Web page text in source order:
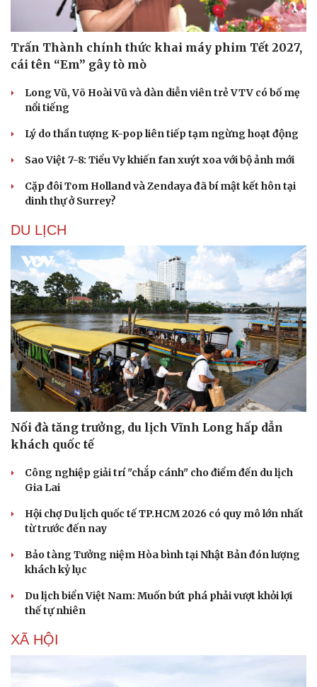
Dinh dưỡng - món ngon
Cây thuốc
Sản phụ khoa
Nam khoa
Làm đẹp - giảm cân
Phòng mạch online
Đời sống
Nhà đẹp
Blog
Trấn Thành chính thức khai máy phim Tết 2027,
cái tên “Em” gây tò mò
Long Vũ, Võ Hoài Vũ và dàn diễn viên trẻ VTV có bố mẹ
nổi tiếng
Lý do thần tượng K-pop liên tiếp tạm ngừng hoạt động
Sao Việt 7-8: Tiểu Vy khiến fan xuýt xoa với bộ ảnh mới
Cặp đôi Tom Holland và Zendaya đã bí mật kết hôn tại
dinh thự ở Surrey?
DU LỊCH
Nối đà tăng trưởng, du lịch Vĩnh Long hấp dẫn
khách quốc tế
Công nghiệp giải trí "chắp cánh" cho điểm đến du lịch
Gia Lai
Hội chợ Du lịch quốc tế TP.HCM 2026 có quy mô lớn nhất
từ trước đến nay
Bảo tàng Tưởng niệm Hòa bình tại Nhật Bản đón lượng
khách kỷ lục
Du lịch biển Việt Nam: Muốn bứt phá phải vượt khỏi lợi
thế tự nhiên
XÃ HỘI